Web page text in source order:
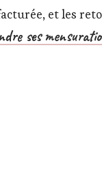
et les
ses